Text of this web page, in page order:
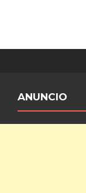
ANUNCIO